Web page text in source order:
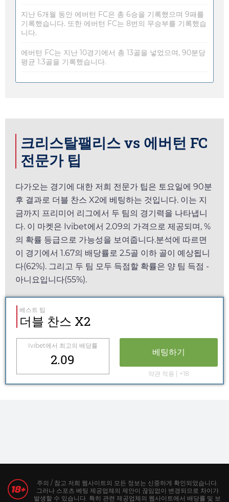
지난 6개월 동안 에버턴 FC은 총 6승을 기록했으며 9패를
기록했습니다. 또한 에버턴 FC는 8번의 무승부를 기록했습
니다.
에버턴 FC는 지난 10경기에서 총 13골을 넣었으며, 90분당
평균 1.3골을 기록했습니다.
크리스탈팰리스 vs 에버턴 FC
전문가 팁
다가오는 경기에 대한 저희 전문가 팁은 토요일에 90분
후 결과로 더블 찬스 X2에 베팅하는 것입니다. 이는 지
금까지 프리미어 리그에서 두 팀의 경기력을 나타냅니
다. 이 마켓은 Ivibet에서 2.09의 가격으로 제공되며, %
의 확률 등급으로 가능성을 보여줍니다.분석에 따르면
이 경기에서 1.67의 배당률로 2.5골 이하 골이 예상됩니
다(62%). 그리고 두 팀 모두 득점할 확률은 양 팀 득점 -
아니요입니다(55%).
베스트 팁
더블 찬스 X2
Ivibet에서 최고의 배당률
2.09 베팅하기
약관 적용 | +18
주의 / 참고 저희 웹사이트의 모든 정보는 신중하게 확인되었습니다.
그러나 스포츠 베팅 제공업체의 제안이 끊임없이 변경되므로 차이가
발생할 수 있습니다. 특히 관련 제공업체의 웹사이트에서 배당률 및 보